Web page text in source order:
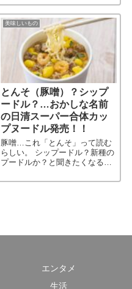
う疑問はさておいて… じゃぁ何
が入っているのか？ 調べてみる
と、意外と奥が深かった…
美味しいもの
とんそ（豚噌）？シップ
ードル？…おかしな名前
の日清スーパー合体カッ
プヌードル発売！！
豚噌…これ「とんそ」って読む
らしい。 シップードル？新種の
プードルか？と聞きたくなる
ト」とか、「シーリー」とか、
エンタメ
生活